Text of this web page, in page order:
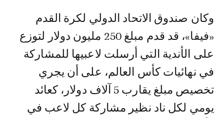
وكان صندوق الاتحاد الدولي لكرة القدم
«فيفا»، قد قدم مبلغ 250 مليون دولار لتوزع
على الأندية التي أرسلت لاعبيها للمشاركة
في نهائيات كأس العالم، على أن يجري
تخصيص مبلغ يقارب 5 آلاف دولار، كعائد
يومي لكل ناد نظير مشاركة كل لاعب في